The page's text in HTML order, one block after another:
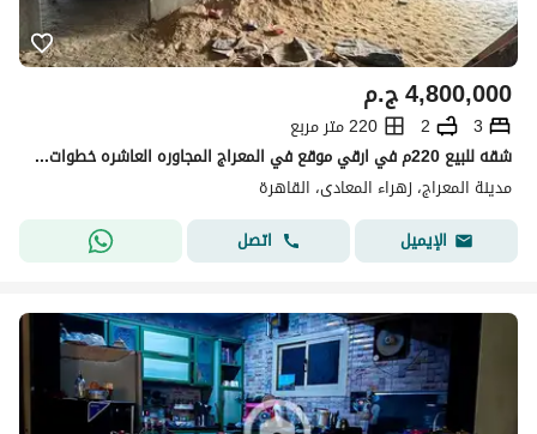
ج.م4,800,000
3
2
220 متر مربع
شقه للبيع 220م في ارقي موقع في المعراج المجاوره العاشره خطوات من كارفور
مدينة المعراج، زهراء المعادى، القاهرة
الإيميل
اتصل